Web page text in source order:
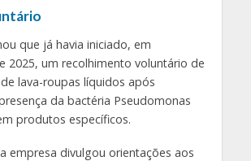
que já havia iniciado, em
2025, um recolhimento voluntário de
lava-roupas líquidos após
da bactéria Pseudomonas
produtos específicos.
empresa divulgou orientações aos